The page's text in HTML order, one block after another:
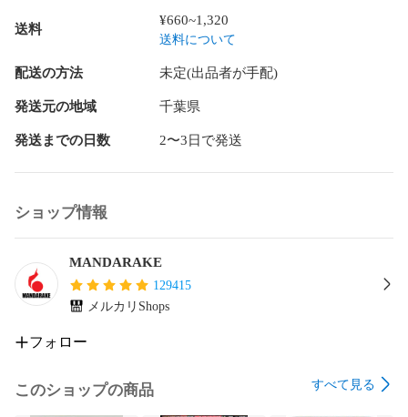
送料
¥660~1,320
送料について
配送の方法 未定(出品者が手配)
発送元の地域 千葉県
発送までの日数 2〜3日で発送
ショップ情報
MANDARAKE
129415
メルカリShops
フォロー
このショップの商品 すべて見る